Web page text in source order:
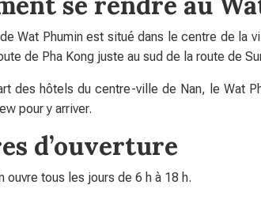
Wat Phumin est situé dans le centre de la
de Pha Kong juste au sud de la route de
des hôtels du centre-ville de Nan, le Wat
pour y arriver.
d’ouverture
ouvre tous les jours de 6 h à 18 h.